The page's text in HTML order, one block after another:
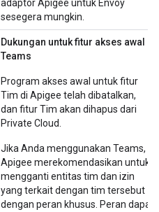
adaptor Apigee untuk Envoy
sesegera mungkin.
Dukungan untuk fitur akses awal
Teams
Program akses awal untuk fitur
Tim di Apigee telah dibatalkan,
dan fitur Tim akan dihapus dari
Private Cloud.
Jika Anda menggunakan Teams,
Apigee merekomendasikan untuk
mengganti entitas tim dan izin
yang terkait dengan tim tersebut
dengan peran khusus. Peran dapat